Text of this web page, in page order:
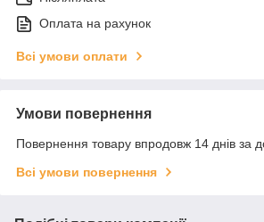
Оплата на рахунок
Всі умови оплати
Умови повернення
Повернення товару впродовж 14 днів за
Всі умови повернення